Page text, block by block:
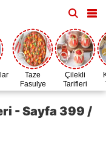
Taze
Fasulye
Zamanı
Çilekli
Tarifleri
- Sayfa 399 /